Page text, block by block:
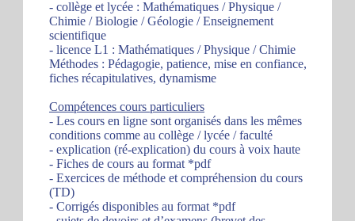
- collège et lycée : Mathématiques / Physique /
Chimie / Biologie / Géologie / Enseignement
scientifique
- licence L1 : Mathématiques / Physique / Chimie
Méthodes : Pédagogie, patience, mise en confiance,
fiches récapitulatives, dynamisme
Compétences cours particuliers
- Les cours en ligne sont organisés dans les mêmes
conditions comme au collège / lycée / faculté
- explication (ré-explication) du cours à voix haute
- Fiches de cours au format *pdf
- Exercices de méthode et compréhension du cours
(TD)
- Corrigés disponibles au format *pdf